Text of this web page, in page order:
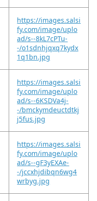
https://images.salsi
fy.com/image/uplo
ad/s--8kL7cPTu-
-/o1sdnhjqxq7kydx
1q1bn.jpg
https://images.salsi
fy.com/image/uplo
ad/s--6KSDVa4j-
-/bmckymdeuctdtkj
j5fus.jpg
https://images.salsi
fy.com/image/uplo
ad/s--gF3yEXAe-
-/jccxhjdibqn6wg4
wrbyg.jpg